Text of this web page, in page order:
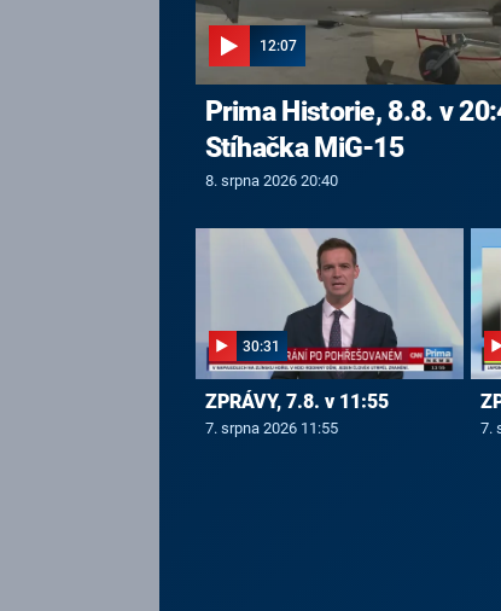
12:07
Prima Historie, 8.8. v
Stíhačka MiG-15
8. srpna 2026 20:40
30:31
ZPRÁVY, 7.8. v 11:55
7. srpna 2026 11:55 7.